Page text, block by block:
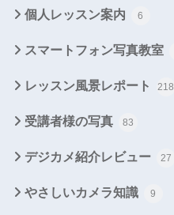
個人レッスン案内 6
スマートフォン写真教室
レッスン風景レポート 218
受講者様の写真 83
デジカメ紹介レビュー 27
やさしいカメラ知識 9